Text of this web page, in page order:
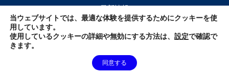
最新情報
当ウェブサイトでは、最適な体験を提供するためにクッキーを使
用しています。
使用しているクッキーの詳細や無効にする方法は、 設定で確認で
きます。
同意する